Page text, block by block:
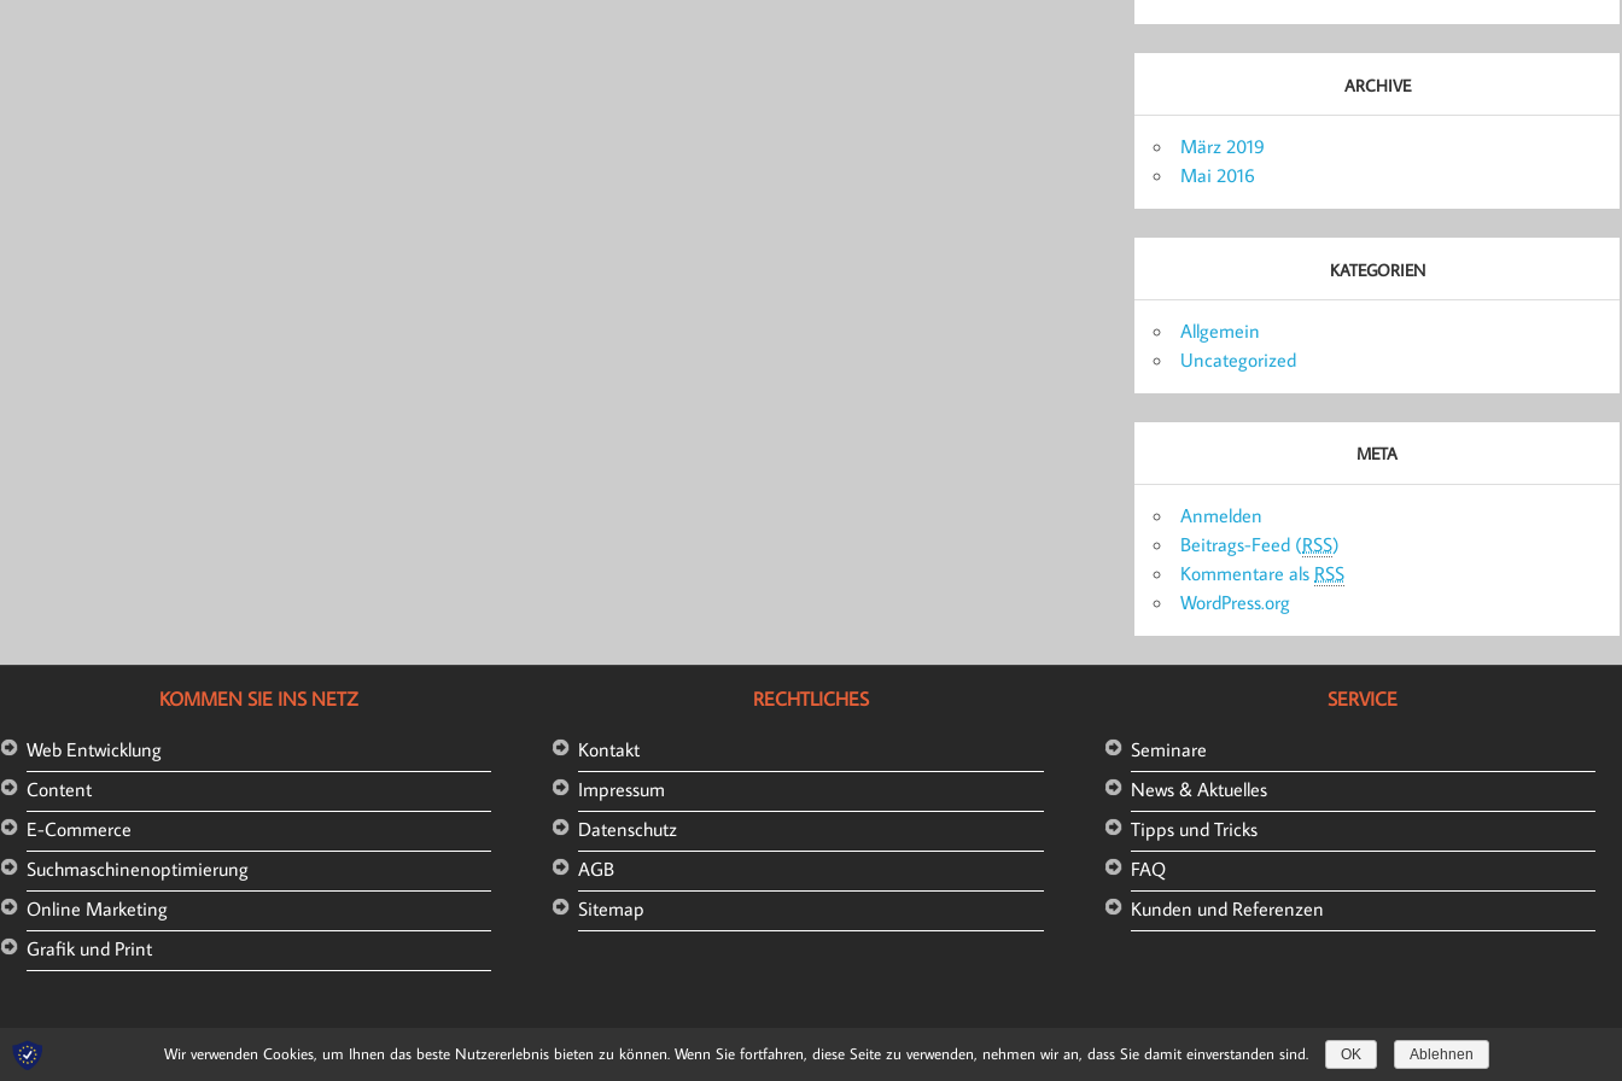
ARCHIVE
März 2019
Mai 2016
KATEGORIEN
Allgemein
Uncategorized
META
Anmelden
Beitrags-Feed (RSS)
Kommentare als RSS
WordPress.org
KOMMEN SIE INS NETZ
Web Entwicklung
Content
E-Commerce
Suchmaschinenoptimierung
Online Marketing
Grafik und Print
RECHTLICHES
Kontakt
Impressum
Datenschutz
AGB
Sitemap
SERVICE
Seminare
News & Aktuelles
Tipps und Tricks
FAQ
Kunden und Referenzen
© 2020 by Margarita Miagkova. Expert Webdesign. Köln
Wir verwenden Cookies, um Ihnen das beste Nutzererlebnis bieten zu können. Wenn Sie fortfahren, diese Seite zu verwenden, nehmen wir an, dass Sie damit einverstanden sind. OK Ablehnen